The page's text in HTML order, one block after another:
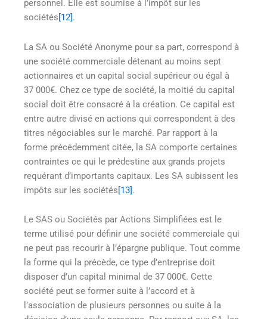
personnel. Elle est soumise à l’impôt sur les
sociétés[12].
La SA ou Société Anonyme pour sa part, correspond à
une société commerciale détenant au moins sept
actionnaires et un capital social supérieur ou égal à
37 000€. Chez ce type de société, la moitié du capital
social doit être consacré à la création. Ce capital est
entre autre divisé en actions qui correspondent à des
titres négociables sur le marché. Par rapport à la
forme précédemment citée, la SA comporte certaines
contraintes ce qui le prédestine aux grands projets
requérant d’importants capitaux. Les SA subissent les
impôts sur les sociétés[13].
Le SAS ou Sociétés par Actions Simplifiées est le
terme utilisé pour définir une société commerciale qui
ne peut pas recourir à l’épargne publique. Tout comme
la forme qui la précède, ce type d’entreprise doit
disposer d’un capital minimal de 37 000€. Cette
société peut se former suite à l’accord et à
l’association de plusieurs personnes ou suite à la